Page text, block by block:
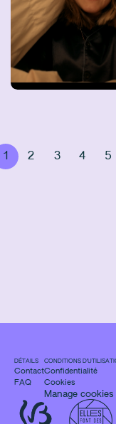
1 2 3 4 5
DÉTAILS
Contact
FAQ
CONDITIONS
Confidentialité
Cookies
Manage cookies